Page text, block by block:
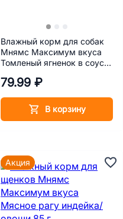
Влажный корм для собак
Мнямс Максимум вкуса
Томленый ягненок в соусе
79.99 ₽
В корзину
Акция